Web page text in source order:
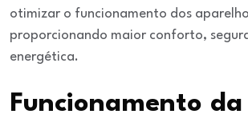
otimizar o funcionamento dos
proporcionando maior conforto,
energética.
Funcionamento